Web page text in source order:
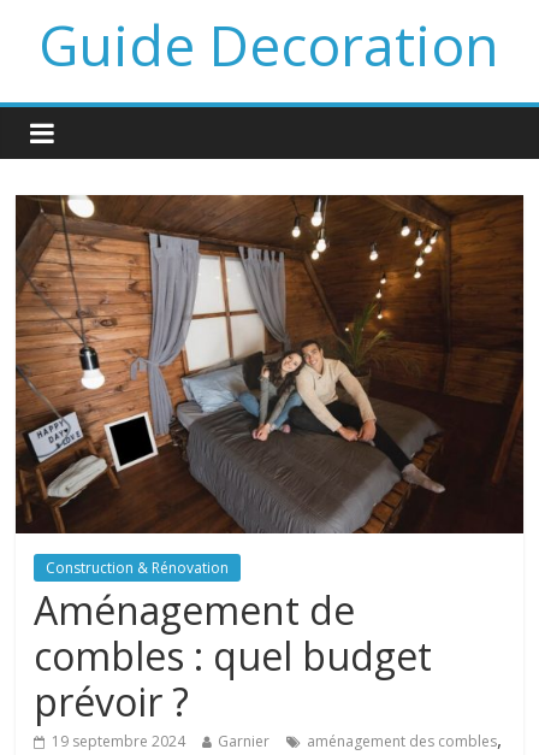
Guide Decoration
Construction & Rénovation
Aménagement de
combles : quel budget
prévoir ?
19 septembre 2024 Garnier aménagement des combles,